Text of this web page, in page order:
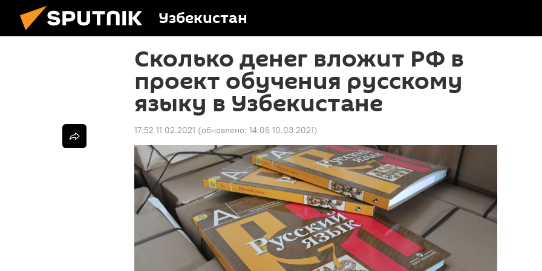
Узбекистан
Сколько денег вложит РФ в
проект обучения русскому
языку в Узбекистане
17:52 11.02.2021 (обновлено: 14:06 10.03.2021)